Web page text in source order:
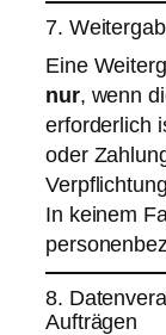
7.
Eine
nur, wenn
erforderlich
oder
In keinem
8.
Aufträgen